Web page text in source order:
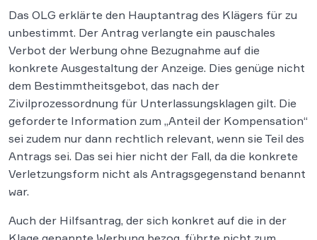
Das OLG erklärte den Hauptantrag des Klägers für zu
unbestimmt. Der Antrag verlangte ein pauschales
Verbot der Werbung ohne Bezugnahme auf die
konkrete Ausgestaltung der Anzeige. Dies genüge nicht
dem Bestimmtheitsgebot, das nach der
Zivilprozessordnung für Unterlassungsklagen gilt. Die
geforderte Information zum „Anteil der Kompensation“
sei zudem nur dann rechtlich relevant, wenn sie Teil des
Antrags sei. Das sei hier nicht der Fall, da die konkrete
Verletzungsform nicht als Antragsgegenstand benannt
war.
Auch der Hilfsantrag, der sich konkret auf die in der